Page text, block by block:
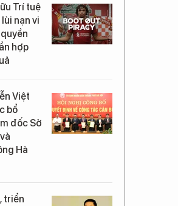
Trí tuệ
nạn vi
hợp
Việt
bổ
đốc Sở
Hà
triển